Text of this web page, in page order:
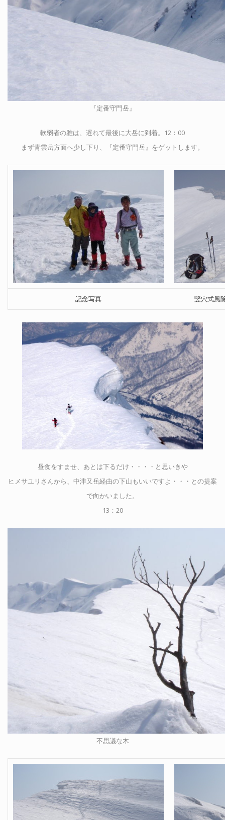
『定番守門岳』
軟弱者の雅は、遅れて最後に大岳に到着。12：00
まず青雲岳方面へ少し下り、『定番守門岳』をゲットします。
記念写真 竪穴式風
昼食をすませ、あとは下るだけ・・・・と思いきや
ヒメサユリさんから、中津又岳経由の下山もいいですよ・・・との提案
で向かいました。
13：20
不思議な木